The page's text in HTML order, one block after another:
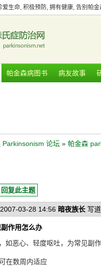
爱生命, 积极预防, 拥有健康, 告别帕金
帕金森病图书 病友故事
Parkinsonism 论坛 » 帕金森
回复此主题
03-28 14:56 暗夜族长 写
作用怎么办
恶心、轻度呕吐，为常见副作
在数周内适应